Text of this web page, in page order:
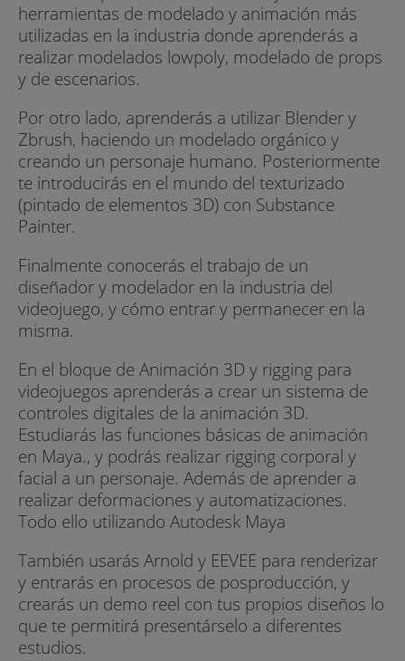
herramientas de modelado y animación más
utilizadas en la industria donde aprenderás a
realizar modelados lowpoly, modelado de props
y de escenarios.
Por otro lado, aprenderás a utilizar Blender y
Zbrush, haciendo un modelado orgánico y
creando un personaje humano. Posteriormente
te introducirás en el mundo del texturizado
(pintado de elementos 3D) con Substance
Painter.
Finalmente conocerás el trabajo de un
diseñador y modelador en la industria del
videojuego, y cómo entrar y permanecer en la
misma.
En el bloque de Animación 3D y rigging para
videojuegos aprenderás a crear un sistema de
controles digitales de la animación 3D.
Estudiarás las funciones básicas de animación
en Maya., y podrás realizar rigging corporal y
facial a un personaje. Además de aprender a
realizar deformaciones y automatizaciones.
Todo ello utilizando Autodesk Maya
También usarás Arnold y EEVEE para renderizar
y entrarás en procesos de posproducción, y
crearás un demo reel con tus propios diseños lo
que te permitirá presentárselo a diferentes
estudios.